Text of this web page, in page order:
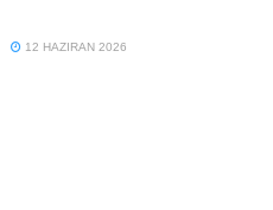
12 HAZIRAN 2026